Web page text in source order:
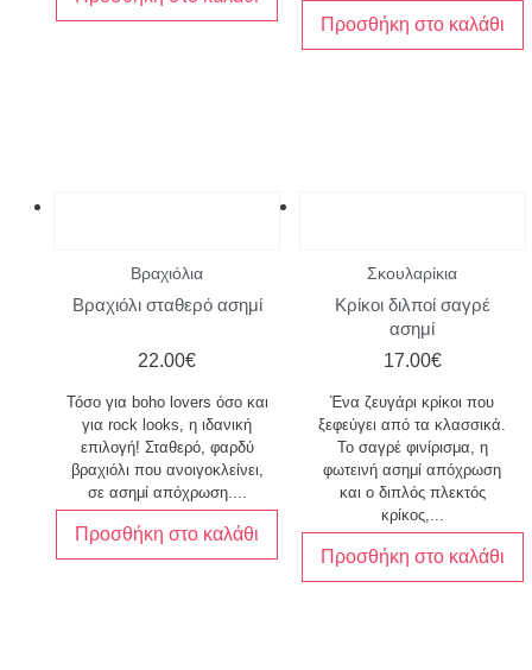
Προσθήκη στο καλάθι
Βραχιόλια
Βραχιόλι σταθερό ασημί
22.00€
Τόσο για boho lovers όσο και
για rock looks, η ιδανική
επιλογή! Σταθερό, φαρδύ
βραχιόλι που ανοιγοκλείνει,
σε ασημί απόχρωση....
Προσθήκη στο καλάθι
Σκουλαρίκια
Κρίκοι διλποί σαγρέ
ασημί
17.00€
Ένα ζευγάρι κρίκοι που
ξεφεύγει από τα κλασσικά.
Το σαγρέ φινίρισμα, η
φωτεινή ασημί απόχρωση
και ο διπλός πλεκτός
κρίκος,...
Προσθήκη στο καλάθι